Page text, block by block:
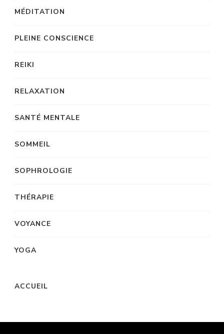
MÉDITATION
PLEINE CONSCIENCE
REIKI
RELAXATION
SANTÉ MENTALE
SOMMEIL
SOPHROLOGIE
THÉRAPIE
VOYANCE
YOGA
ACCUEIL